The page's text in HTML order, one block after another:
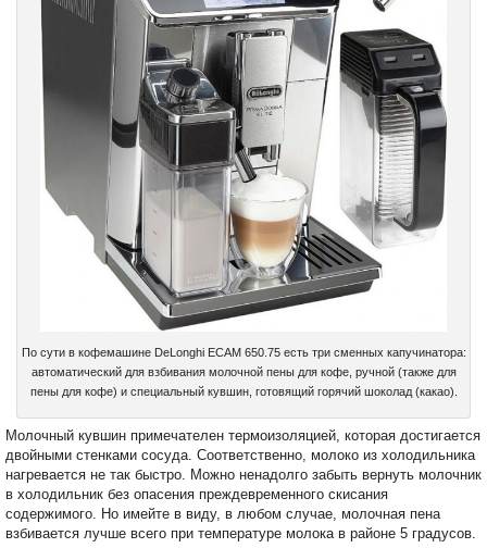
По сути в кофемашине DeLonghi ECAM 650.75 есть три сменных капучинатора:
автоматический для взбивания молочной пены для кофе, ручной (также для
пены для кофе) и специальный кувшин, готовящий горячий шоколад (какао).
Молочный кувшин примечателен термоизоляцией, которая достигается
двойными стенками сосуда. Соответственно, молоко из холодильника
нагревается не так быстро. Можно ненадолго забыть вернуть молочник
в холодильник без опасения преждевременного скисания
содержимого. Но имейте в виду, в любом случае, молочная пена
взбивается лучше всего при температуре молока в районе 5 градусов.